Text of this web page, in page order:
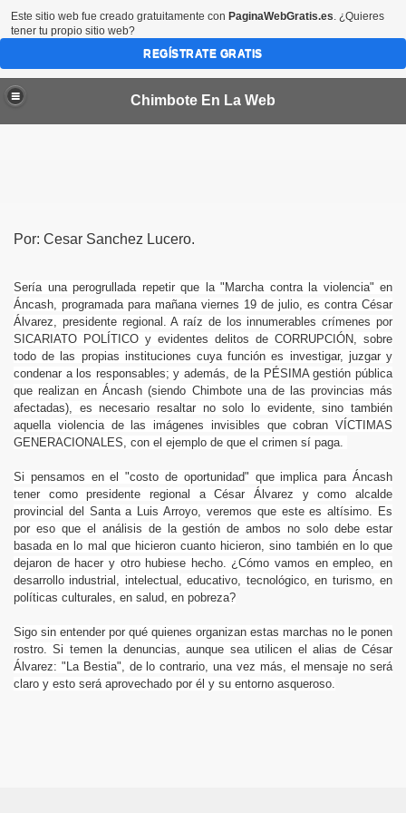
Chimbote En La Web
Por: Cesar Sanchez Lucero.
Sería una perogrullada repetir que la "Marcha contra la violencia" en
Áncash, programada para mañana viernes 19 de julio, es contra César
Álvarez, presidente regional. A raíz de los innumerables crímenes por
SICARIATO POLÍTICO y evidentes delitos de CORRUPCIÓN, sobre
todo de las propias instituciones cuya función es investigar, juzgar y
condenar a los responsables; y además, de la PÉSIMA gestión pública
que realizan en Áncash (siendo Chimbote una de las provincias más
afectadas), es necesario resaltar no solo lo evidente, sino también
aquella violencia de las imágenes invisibles que cobran VÍCTIMAS
GENERACIONALES, con el ejemplo de que el crimen sí paga.
Si pensamos en el "costo de oportunidad" que implica para Áncash
tener como presidente regional a César Álvarez y como alcalde
provincial del Santa a Luis Arroyo, veremos que este es altísimo. Es
por eso que el análisis de la gestión de ambos no solo debe estar
basada en lo mal que hicieron cuanto hicieron, sino también en lo que
dejaron de hacer y otro hubiese hecho. ¿Cómo vamos en empleo, en
desarrollo industrial, intelectual, educativo, tecnológico, en turismo, en
políticas culturales, en salud, en pobreza?
Sigo sin entender por qué quienes organizan estas marchas no le ponen
rostro. Si temen la denuncias, aunque sea utilicen el alias de César
Álvarez: "La Bestia", de lo contrario, una vez más, el mensaje no será
claro y esto será aprovechado por él y su entorno asqueroso.
Chimbote
Este sitio web fue creado gratuitamente con PaginaWebGratis.es. ¿Quieres
tener tu propio sitio web?
REGÍSTRATE GRATIS